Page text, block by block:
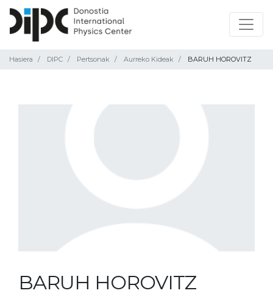
Hasiera DIPC Pertsonak Aurreko Kideak BARUH HOROVITZ
BARUH HOROVITZ